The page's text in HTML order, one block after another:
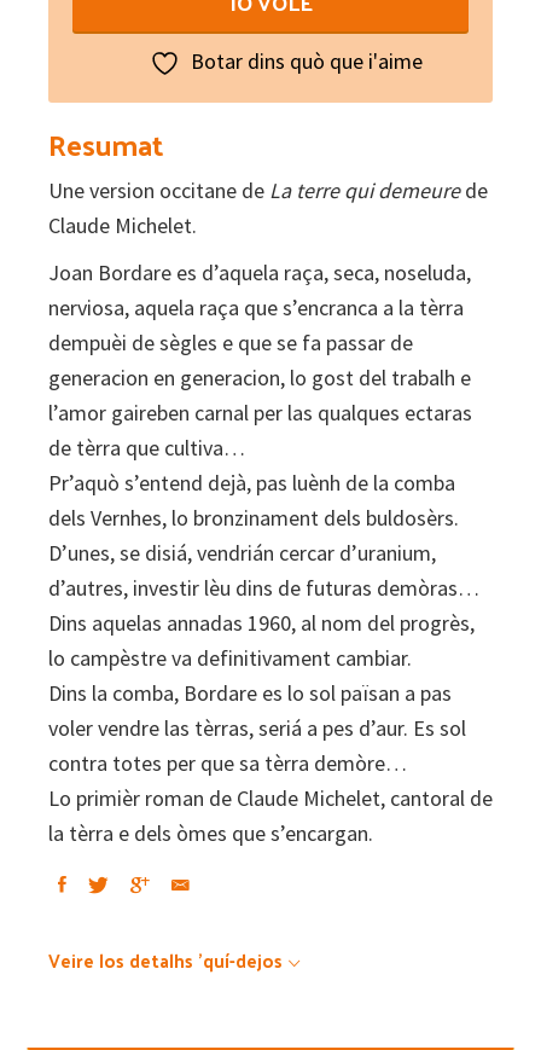
Botar dins quò que i'aime
Resumat
Une version occitane de La terre qui demeurede
Claude Michelet.
Joan Bordare es d’aquela raça, seca, noseluda,
nerviosa, aquela raça que s’encranca a la tèrra
dempuèi de sègles e que se fa passar de
generacion en generacion, lo gost del trabalh e
l’amor gaireben carnal per las qualques ectaras
de tèrra que cultiva…
Pr’aquò s’entend dejà, pas luènh de la comba
dels Vernhes, lo bronzinament dels buldosèrs.
D’unes, se disiá, vendrián cercar d’uranium,
d’autres, investir lèu dins de futuras demòras…
Dins aquelas annadas 1960, al nom del progrès,
lo campèstre va definitivament cambiar.
Dins la comba, Bordare es lo sol païsan a pas
voler vendre las tèrras, seriá a pes d’aur. Es sol
contra totes per que sa tèrra demòre…
Lo primièr roman de Claude Michelet, cantoral de
la tèrra e dels òmes que s’encargan.
Veire los detalhs 'quí-dejos